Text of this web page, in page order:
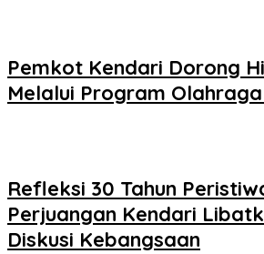
Pemkot Kendari Dorong
Melalui Program
Refleksi 30 Tahun
Perjuangan Kendari
Diskusi Kebangsaan